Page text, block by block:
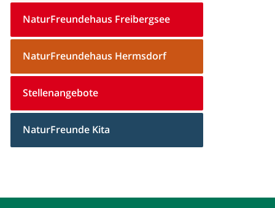
NaturFreundehaus Freibergsee
NaturFreundehaus Hermsdorf
Stellenangebote
NaturFreunde Kita